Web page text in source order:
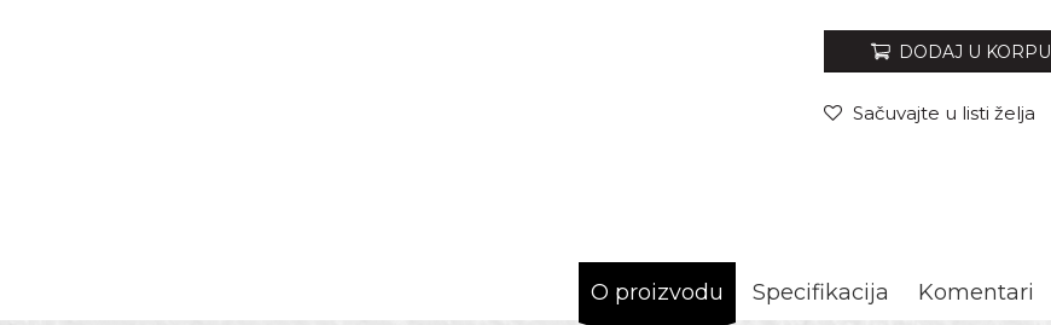
DODAJ U KORPU
Sačuvajte u listi želja
O proizvodu Specifikacija Komentari